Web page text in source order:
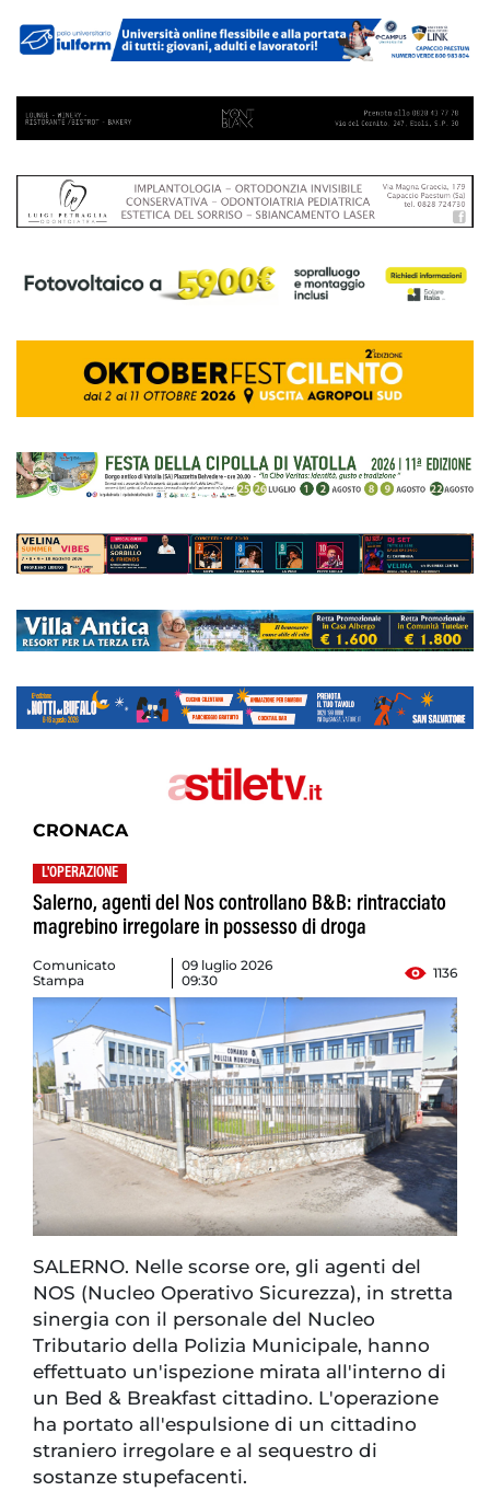
CRONACA
L'OPERAZIONE
Salerno, agenti del Nos controllano B&B: rintracciato
magrebino irregolare in possesso di droga
Comunicato
Stampa
09 luglio 2026
09:30
1136
SALERNO. Nelle scorse ore, gli agenti del
NOS (Nucleo Operativo Sicurezza), in stretta
sinergia con il personale del Nucleo
Tributario della Polizia Municipale, hanno
effettuato un'ispezione mirata all'interno di
un Bed & Breakfast cittadino. L'operazione
ha portato all'espulsione di un cittadino
straniero irregolare e al sequestro di
sostanze stupefacenti.